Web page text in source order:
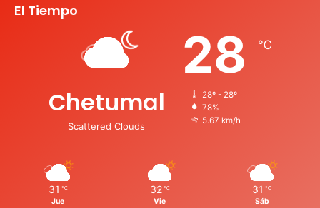
El Tiempo
Chetumal
Scattered Clouds
28 ℃
28º - 28º
78%
5.67 km/h
31 ℃
Jue
32 ℃
Vie
31 ℃
Sáb